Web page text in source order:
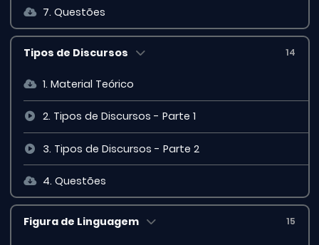
7. Questões
Tipos de Discursos 14
1. Material Teórico
2. Tipos de Discursos - Parte 1
3. Tipos de Discursos - Parte 2
4. Questões
Figura de Linguagem 15